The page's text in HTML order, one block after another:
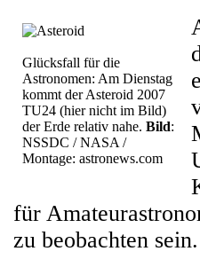
Glücksfall für die
Astronomen: Am Dienstag
kommt der Asteroid 2007
TU24 (hier nicht im Bild)
der Erde relativ nahe. Bild:
NSSDC / NASA /
Montage: astronews.com
für
zu beobachten sein.